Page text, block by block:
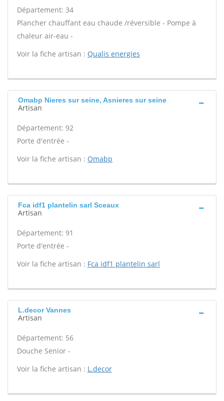
Département: 34
Plancher chauffant eau chaude /réversible - Pompe à
chaleur air-eau -
Voir la fiche artisan : Qualis energies
Omabp Nieres sur seine, Asnieres sur seine
Artisan
Département: 92
Porte d'entrée -
Voir la fiche artisan : Omabp
Fca idf1 plantelin sarl Sceaux
Artisan
Département: 91
Porte d'entrée -
Voir la fiche artisan : Fca idf1 plantelin sarl
L.decor Vannes
Artisan
Département: 56
Douche Senior -
Voir la fiche artisan : L.decor